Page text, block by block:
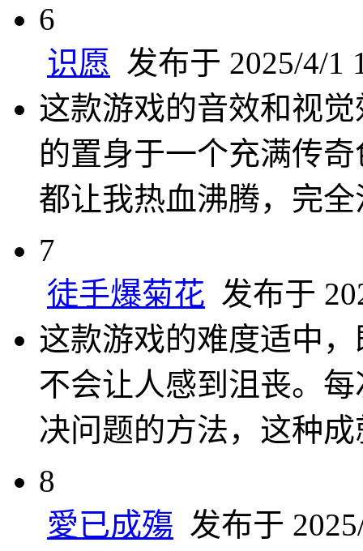
6
识愿 发布于 2025/4/1
这款游戏的音效和视
的置身于一个充满传
都让我热血沸腾，完
7
徒手爆菊花 发布于
这款游戏的难度适中
不会让人感到沮丧。
决问题的方法，这种
8
愛已成殤 发布于